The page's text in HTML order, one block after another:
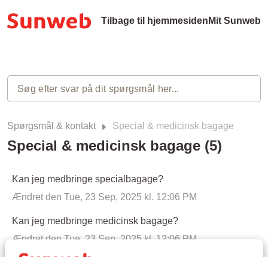
Tilbage til hjemmesiden Mit Sunweb
Spørgsmål & kontakt Special & medicinsk bagage
Special & medicinsk bagage (5)
Kan jeg medbringe specialbagage?
Ændret den Tue, 23 Sep, 2025 kl. 12:06 PM
Kan jeg medbringe medicinsk bagage?
Ændret den Tue, 23 Sep, 2025 kl. 12:06 PM